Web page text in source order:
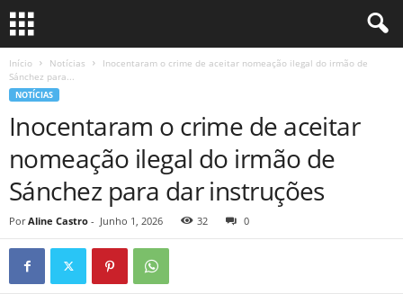
Início Notícias
Inocentaram o crime de aceitar nomeação ilegal do irmão de
Sánchez para...
NOTÍCIAS
Inocentaram o crime de aceitar
nomeação ilegal do irmão de
Sánchez para dar instruções
Por Aline Castro - Junho 1, 2026 32 0